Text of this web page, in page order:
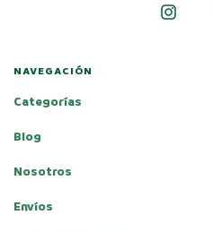
NAVEGACIÓN
Categorías
Blog
Nosotros
Envíos